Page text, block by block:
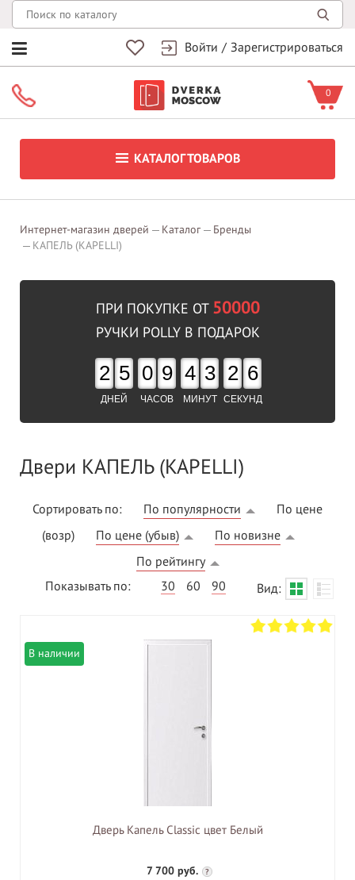
Войти / Зарегистрироваться
0
КАТАЛОГ ТОВАРОВ
Интернет-магазин дверей Каталог
Бренды
КАПЕЛЬ (KAPELLI)
ПРИ ПОКУПКЕ ОТ 50000
РУЧКИ POLLY В ПОДАРОК
2 5
ДНЕЙ
0 9
ЧАСОВ
4 3
МИНУТ
2 5
СЕКУНД
Двери КАПЕЛЬ (KAPELLI)
Сортировать по: По популярности
По цене
(возр)
По цене (убыв)
По новизне
По рейтингу
Показывать по:
30 60 90 Вид:
В наличии
Дверь Капель Classic цвет Белый
7 700 руб. ?